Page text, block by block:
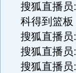
搜狐直播
科得到篮
搜狐直播
搜狐直播员:
搜狐直播